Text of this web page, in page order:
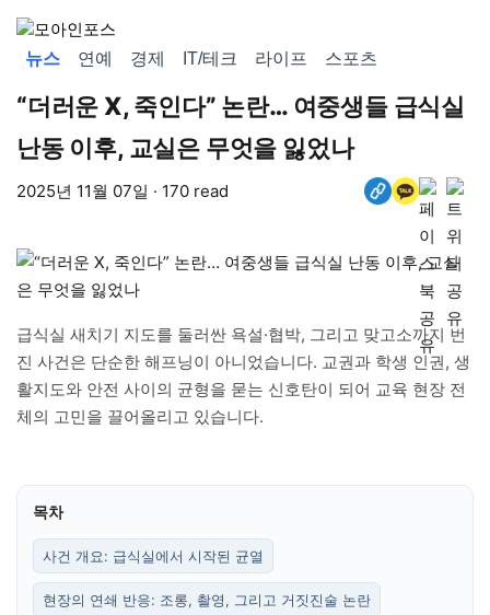
뉴스 연예 경제 IT/테크 라이프 스포츠
“더러운 X, 죽인다” 논란… 여중생들 급식실
난동 이후, 교실은 무엇을 잃었나
2025년 11월 07일 · 170 read
급식실 새치기 지도를 둘러싼 욕설·협박, 그리고 맞고소까지 번
진 사건은 단순한 해프닝이 아니었습니다. 교권과 학생 인권, 생
활지도와 안전 사이의 균형을 묻는 신호탄이 되어 교육 현장 전
체의 고민을 끌어올리고 있습니다.
목차
사건 개요: 급식실에서 시작된 균열
현장의 연쇄 반응: 조롱, 촬영, 그리고 거짓진술 논란